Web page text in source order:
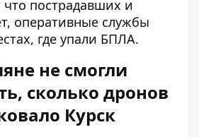
что пострадавших и
оперативные службы
где упали БПЛА.
не смогли
сколько дронов
Курск